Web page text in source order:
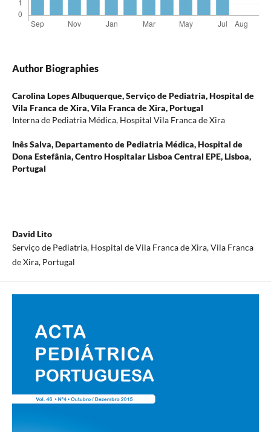
Author Biographies
Carolina Lopes Albuquerque,Serviço de Pediatria, Hospital de
Vila Franca de Xira, Vila Franca de Xira, Portugal
Interna de Pediatria Médica, Hospital Vila Franca de Xira
Inês Salva,Departamento de Pediatria Médica, Hospital de
Dona Estefânia, Centro Hospitalar Lisboa Central EPE, Lisboa,
Portugal
David Lito
Serviço de Pediatria, Hospital de Vila Franca de Xira, Vila Franca
de Xira, Portugal